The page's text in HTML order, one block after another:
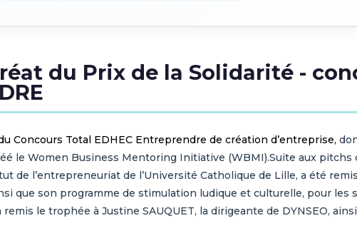
du Prix de la Solidarité -
Concours Total EDHEC Entreprendre de création d’entreprise,
le Women Business Mentoring Initiative (WBMI).Suite aux
de l’entrepreneuriat de l’Université Catholique de Lille, a été
que son programme de stimulation ludique et culturelle, pour
a remis le trophée à Justine SAUQUET, la dirigeante de